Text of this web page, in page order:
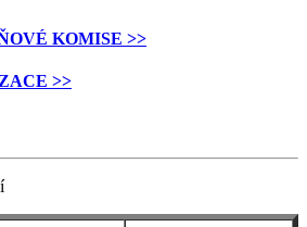
KOMISE >>
>>